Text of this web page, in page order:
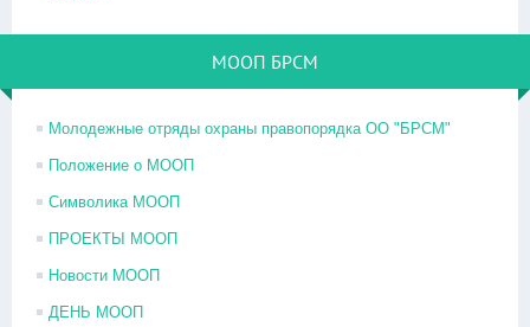
МООП БРСМ
Молодежные отряды охраны правопорядка ОО "БРСМ"
Положение о МООП
Символика МООП
ПРОЕКТЫ МООП
Новости МООП
ДЕНЬ МООП